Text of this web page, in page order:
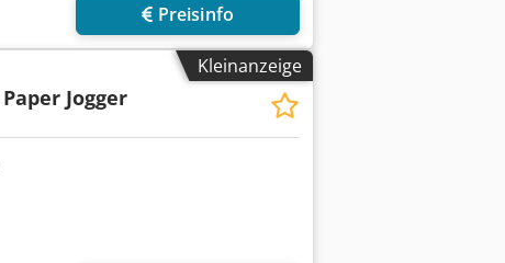
Preisinfo
Kleinanzeige
Paper Jogger